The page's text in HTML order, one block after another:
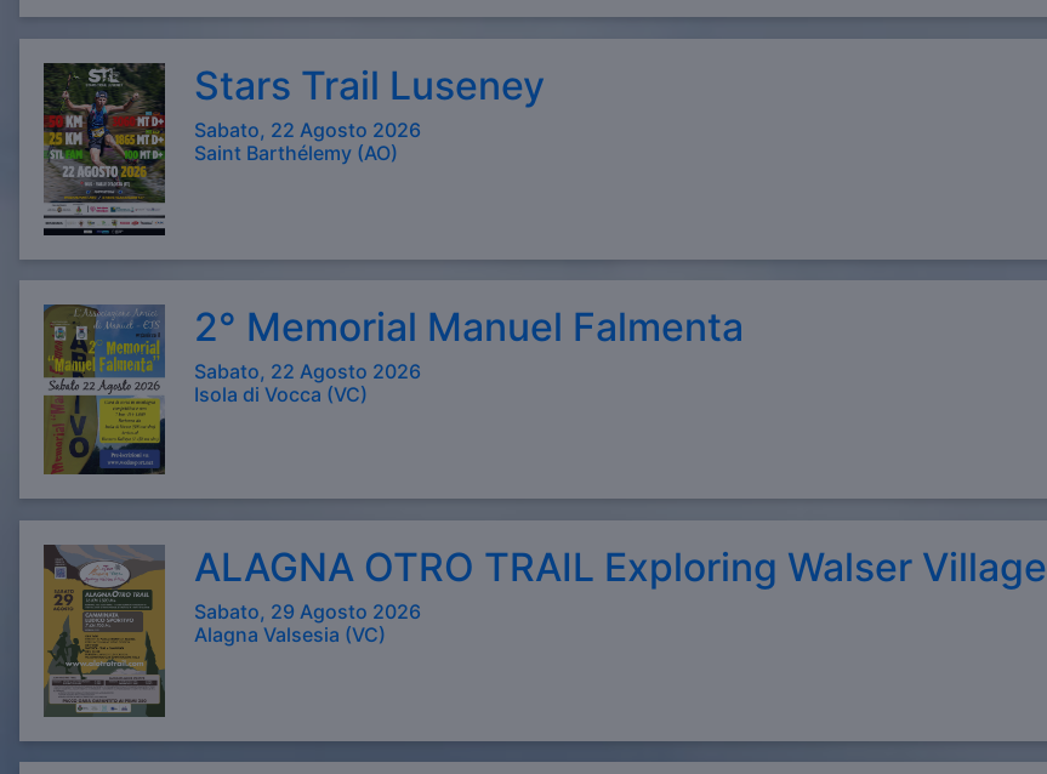
Stars Trail Luseney
Sabato, 22 Agosto 2026
Saint Barthélemy (AO)
2° Memorial Manuel Falmenta
Sabato, 22 Agosto 2026
Isola di Vocca (VC)
ALAGNA OTRO TRAIL Exploring Walser Village
Sabato, 29 Agosto 2026
Alagna Valsesia (VC)